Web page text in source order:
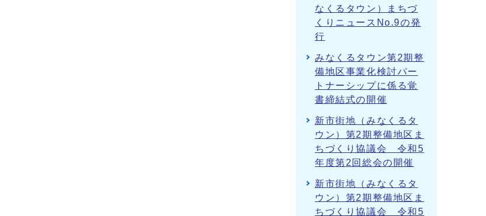
なくるタウン）まちづ
くりニュースNo.9の発
行
みなくるタウン第2期整
備地区事業化検討パー
トナーシップに係る覚
書締結式の開催
新市街地（みなくるタ
ウン）第2期整備地区ま
ちづくり協議会 令和5
年度第2回総会の開催
新市街地（みなくるタ
ウン）第2期整備地区ま
ちづくり協議会 令和5